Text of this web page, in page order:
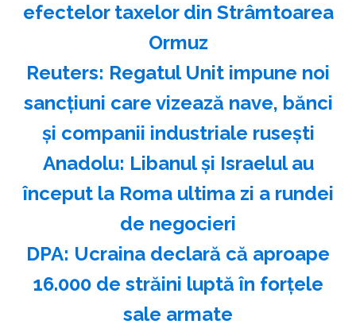
efectelor taxelor din Strâmtoarea
Ormuz
Reuters: Regatul Unit impune noi
sancţiuni care vizează nave, bănci
şi companii industriale ruseşti
Anadolu: Libanul şi Israelul au
început la Roma ultima zi a rundei
de negocieri
DPA: Ucraina declară că aproape
16.000 de străini luptă în forţele
sale armate